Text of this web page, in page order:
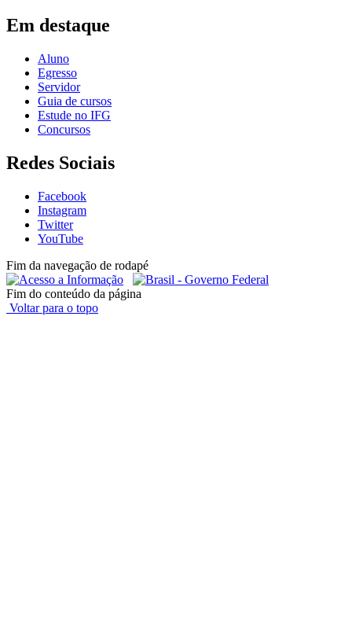
Em destaque
Aluno
Egresso
Servidor
Guia de cursos
Estude no IFG
Concursos
Redes Sociais
Facebook
Instagram
Twitter
YouTube
Fim da navegação de rodapé
Fim do conteúdo da página
Voltar para o topo